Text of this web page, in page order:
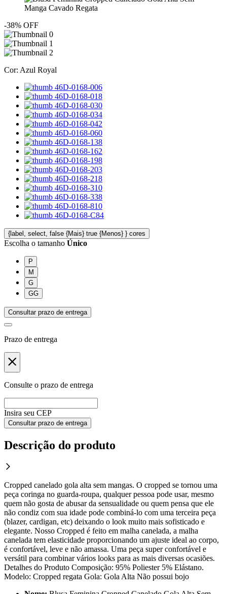
-38% OFF
Cor: Azul Royal
{label, select, false {Mais} true {Menos} } cores
Escolha o tamanho Único
P
M
G
GG
Consultar prazo de entrega
Prazo de entrega
Consulte o prazo de entrega
Insira seu CEP
Consultar prazo de entrega
Descrição do produto
Cropped canelado gola alta sem mangas. O cropped se tornou uma
peça coringa no guarda-roupa, qualquer pessoa pode usar, mesmo
quem não gosta de abusar da sensualidade ou quem pensa que ele
não condiz com sua idade pode combiná-lo com uma terceira peça
(blazer, cardigan, etc) deixando o look muito mais sofisticado e
elegante. Nosso Cropped é feito em malha canelada, a malha
canelada tem elasticidade proporcionando um ajuste ideal ao corpo,
é confortável, leve e não amassa. Uma peça super confortável e
versátil para combinar vários looks para as mais diversas ocasiões.
Detalhes do Produto Composição: 95% Poliester 5% Elástano.
Modelo: Cropped regata Gola: Gola Alta Não possui bojo